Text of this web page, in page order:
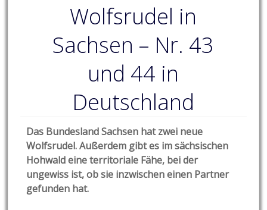
Wolfsrudel in
Sachsen – Nr. 43
und 44 in
Deutschland
Das Bundesland Sachsen hat zwei neue
Wolfsrudel. Außerdem gibt es im sächsischen
Hohwald eine territoriale Fähe, bei der
ungewiss ist, ob sie inzwischen einen Partner
gefunden hat.